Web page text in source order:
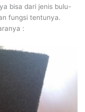
bisa dari jenis bulu-
fungsi tentunya.
: